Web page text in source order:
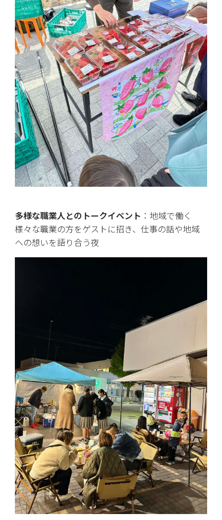
多様な職業人とのトークイベント ：地域で働く
様々な職業の方をゲストに招き、仕事の話や地域
への想いを語り合う夜